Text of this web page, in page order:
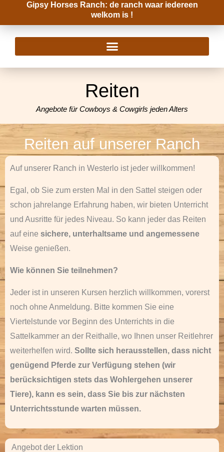
springen
Gipsy Horses Ranch: de ranch waar iedereen
welkom is !
Reiten
Angebote für Cowboys & Cowgirls jeden Alters
Reiten auf unserer Ranch
Auf unserer Ranch in Westerlo ist jeder willkommen!
Egal, ob Sie zum ersten Mal in den Sattel steigen oder
schon jahrelange Erfahrung haben, wir bieten Unterricht
und Ausritte für jedes Niveau. So kann jeder das Reiten
auf eine sichere, unterhaltsame und angemessene
Weise genießen.
Wie können Sie teilnehmen?
Jeder ist in unseren Kursen herzlich willkommen, vorerst
noch ohne Anmeldung. Bitte kommen Sie eine
Viertelstunde vor Beginn des Unterrichts in die
Sattelkammer an der Reithalle, wo Ihnen unser Reitlehrer
weiterhelfen wird. Sollte sich herausstellen, dass nicht
genügend Pferde zur Verfügung stehen (wir
berücksichtigen stets das Wohlergehen unserer
Tiere), kann es sein, dass Sie bis zur nächsten
Unterrichtsstunde warten müssen.
Angebot der Lektion